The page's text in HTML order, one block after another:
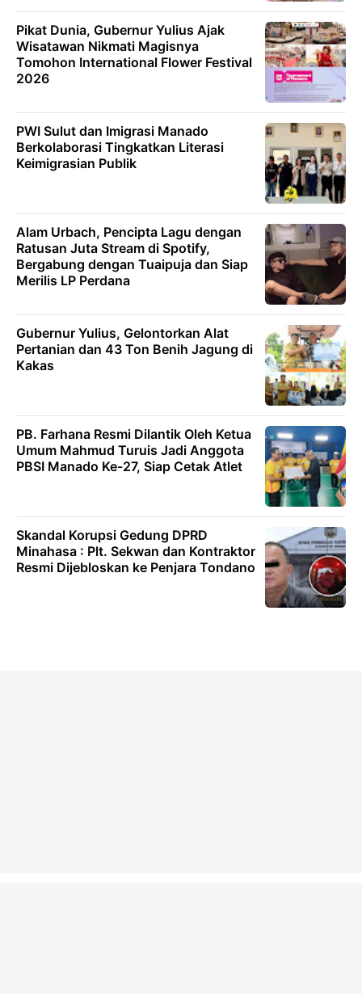
Pikat Dunia, Gubernur Yulius Ajak
Wisatawan Nikmati Magisnya
Tomohon International Flower Festival
2026
PWI Sulut dan Imigrasi Manado
Berkolaborasi Tingkatkan Literasi
Keimigrasian Publik
Alam Urbach, Pencipta Lagu dengan
Ratusan Juta Stream di Spotify,
Bergabung dengan Tuaipuja dan Siap
Merilis LP Perdana
Gubernur Yulius, Gelontorkan Alat
Pertanian dan 43 Ton Benih Jagung di
Kakas
PB. Farhana Resmi Dilantik Oleh Ketua
Umum Mahmud Turuis Jadi Anggota
PBSI Manado Ke-27, Siap Cetak Atlet
Skandal Korupsi Gedung DPRD
Minahasa : Plt. Sekwan dan Kontraktor
Resmi Dijebloskan ke Penjara Tondano